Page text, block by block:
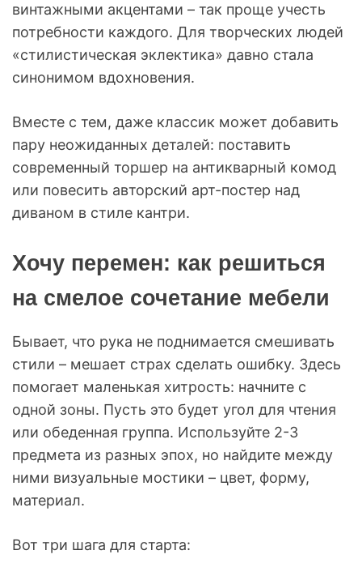
винтажными акцентами – так проще учесть
потребности каждого. Для творческих людей
«стилистическая эклектика» давно стала
синонимом вдохновения.
Вместе с тем, даже классик может добавить
пару неожиданных деталей: поставить
современный торшер на антикварный комод
или повесить авторский арт-постер над
диваном в стиле кантри.
Хочу перемен: как решиться
на смелое сочетание мебели
Бывает, что рука не поднимается смешивать
стили – мешает страх сделать ошибку. Здесь
помогает маленькая хитрость: начните с
одной зоны. Пусть это будет угол для чтения
или обеденная группа. Используйте 2-3
предмета из разных эпох, но найдите между
ними визуальные мостики – цвет, форму,
материал.
Вот три шага для старта: